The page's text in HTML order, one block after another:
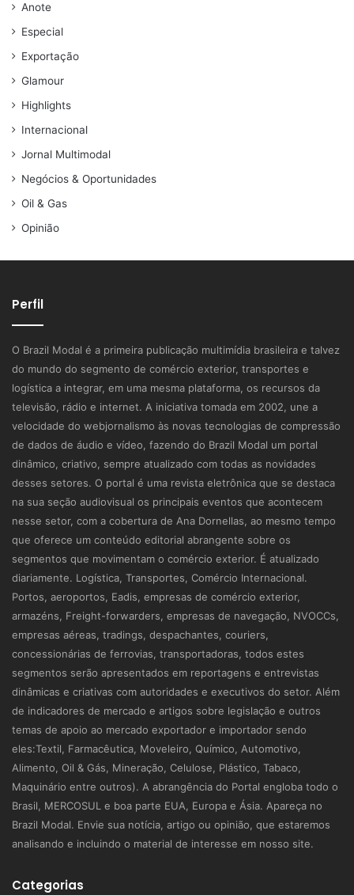
Anote
Especial
Exportação
Glamour
Highlights
Internacional
Jornal Multimodal
Negócios & Oportunidades
Oil & Gas
Opinião
Perfil
O Brazil Modal é a primeira publicação multimídia brasileira e talvez
do mundo do segmento de comércio exterior, transportes e
logística a integrar, em uma mesma plataforma, os recursos da
televisão, rádio e internet. A iniciativa tomada em 2002, une a
velocidade do webjornalismo às novas tecnologias de compressão
de dados de áudio e vídeo, fazendo do Brazil Modal um portal
dinâmico, criativo, sempre atualizado com todas as novidades
desses setores. O portal é uma revista eletrônica que se destaca
na sua seção audiovisual os principais eventos que acontecem
nesse setor, com a cobertura de Ana Dornellas, ao mesmo tempo
que oferece um conteúdo editorial abrangente sobre os
segmentos que movimentam o comércio exterior. É atualizado
diariamente. Logística, Transportes, Comércio Internacional.
Portos, aeroportos, Eadis, empresas de comércio exterior,
armazéns, Freight-forwarders, empresas de navegação, NVOCCs,
empresas aéreas, tradings, despachantes, couriers,
concessionárias de ferrovias, transportadoras, todos estes
segmentos serão apresentados em reportagens e entrevistas
dinâmicas e criativas com autoridades e executivos do setor. Além
de indicadores de mercado e artigos sobre legislação e outros
temas de apoio ao mercado exportador e importador sendo
eles:Textil, Farmacêutica, Moveleiro, Químico, Automotivo,
Alimento, Oil & Gás, Mineração, Celulose, Plástico, Tabaco,
Maquinário entre outros). A abrangência do Portal engloba todo o
Brasil, MERCOSUL e boa parte EUA, Europa e Ásia. Apareça no
Brazil Modal. Envie sua notícia, artigo ou opinião, que estaremos
analisando e incluindo o material de interesse em nosso site.
Categorias